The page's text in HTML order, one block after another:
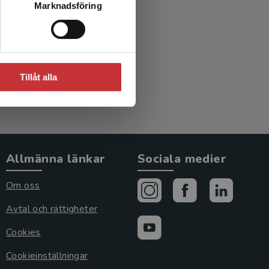
Marknadsföring
Tillåt alla
Allmänna länkar
Om oss
Avtal och rättigheter
Cookies
Cookieinställningar
Sociala medier